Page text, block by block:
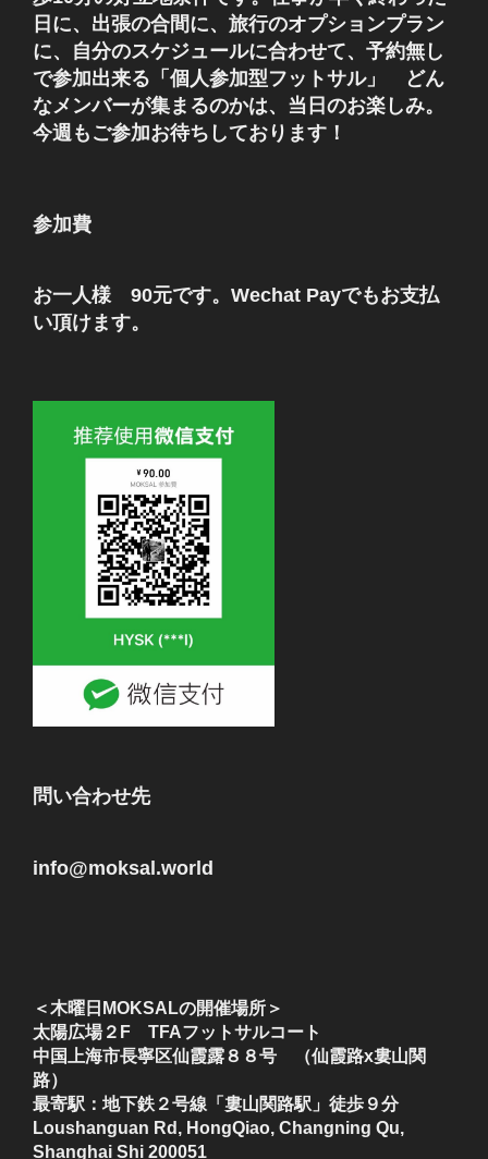
日に、出張の合間に、旅行のオプションプラン
に、自分のスケジュールに合わせて、予約無し
で参加出来る「個人参加型フットサル」 どん
なメンバーが集まるのかは、当日のお楽しみ。
今週もご参加お待ちしております！
参加費
お一人様 90元です。Wechat Payでもお支払
い頂けます。
問い合わせ先
info@moksal.world
＜木曜日MOKSALの開催場所＞
太陽広場２F TFAフットサルコート
中国上海市長寧区仙霞露８８号 （仙霞路x婁山関
路）
最寄駅：地下鉄２号線「婁山関路駅」徒歩９分
Loushanguan Rd, HongQiao, Changning Qu,
Shanghai Shi 200051